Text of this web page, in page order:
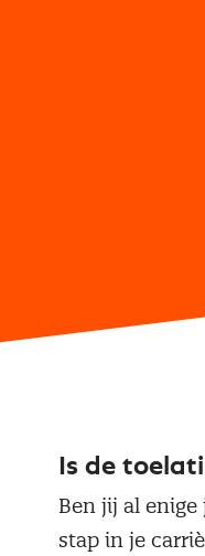
Is de
Ben jij al
stap in je